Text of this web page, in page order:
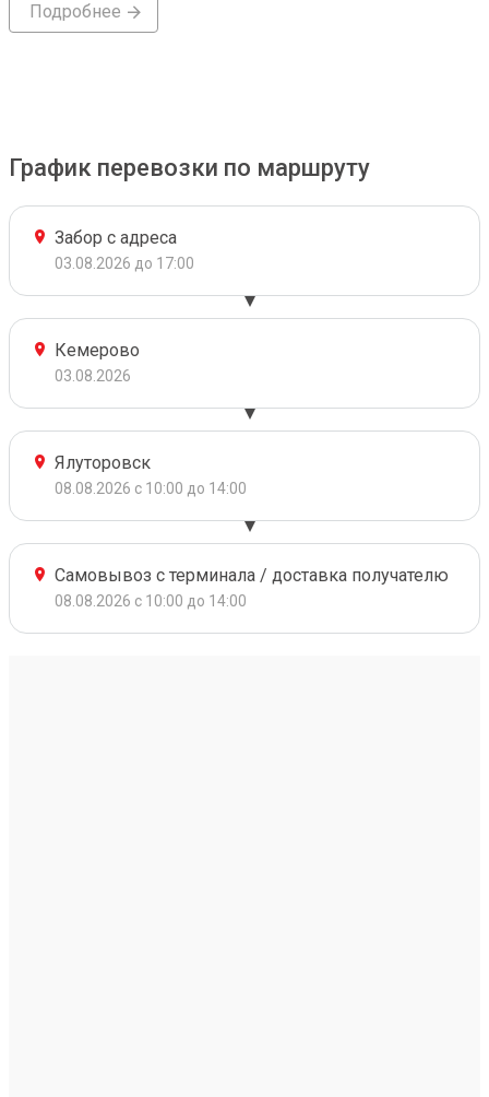
Подробнее
График перевозки по маршруту
Забор с адреса
03.08.2026 до 17:00
Кемерово
03.08.2026
Ялуторовск
08.08.2026 с 10:00 до 14:00
Самовывоз с терминала / доставка получателю
08.08.2026 с 10:00 до 14:00